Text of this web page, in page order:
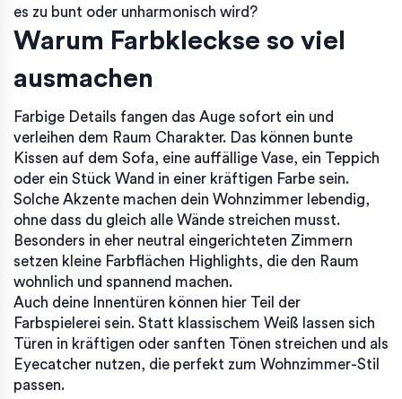
es zu bunt oder unharmonisch wird?
Warum Farbkleckse so viel
ausmachen
Farbige Details fangen das Auge sofort ein und
verleihen dem Raum Charakter. Das können bunte
Kissen auf dem Sofa, eine auffällige Vase, ein Teppich
oder ein Stück Wand in einer kräftigen Farbe sein.
Solche Akzente machen dein Wohnzimmer lebendig,
ohne dass du gleich alle Wände streichen musst.
Besonders in eher neutral eingerichteten Zimmern
setzen kleine Farbflächen Highlights, die den Raum
wohnlich und spannend machen.
Auch deine Innentüren können hier Teil der
Farbspielerei sein. Statt klassischem Weiß lassen sich
Türen in kräftigen oder sanften Tönen streichen und als
Eyecatcher nutzen, die perfekt zum Wohnzimmer-Stil
passen.